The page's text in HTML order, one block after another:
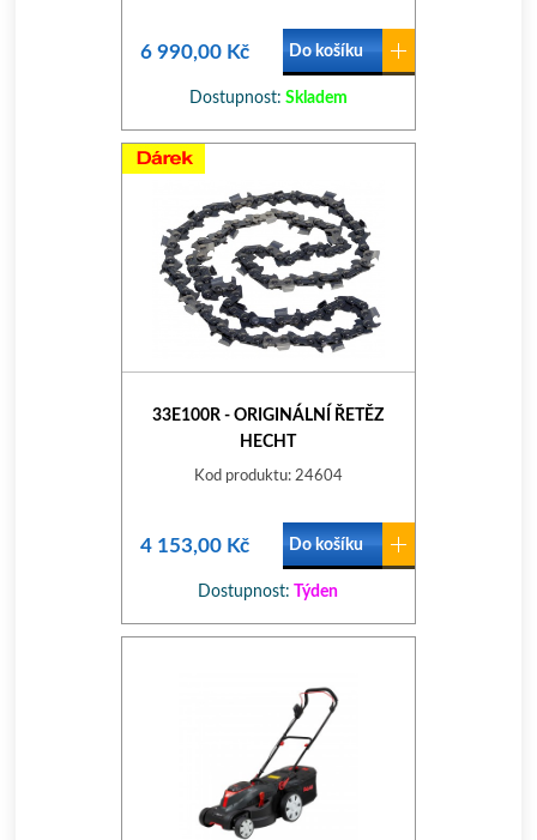
6 990,00 Kč Do košíku
Dostupnost: Skladem
33E100R - ORIGINÁLNÍ ŘETĚZ
HECHT
Kod produktu: 24604
4 153,00 Kč Do košíku
Dostupnost: Týden